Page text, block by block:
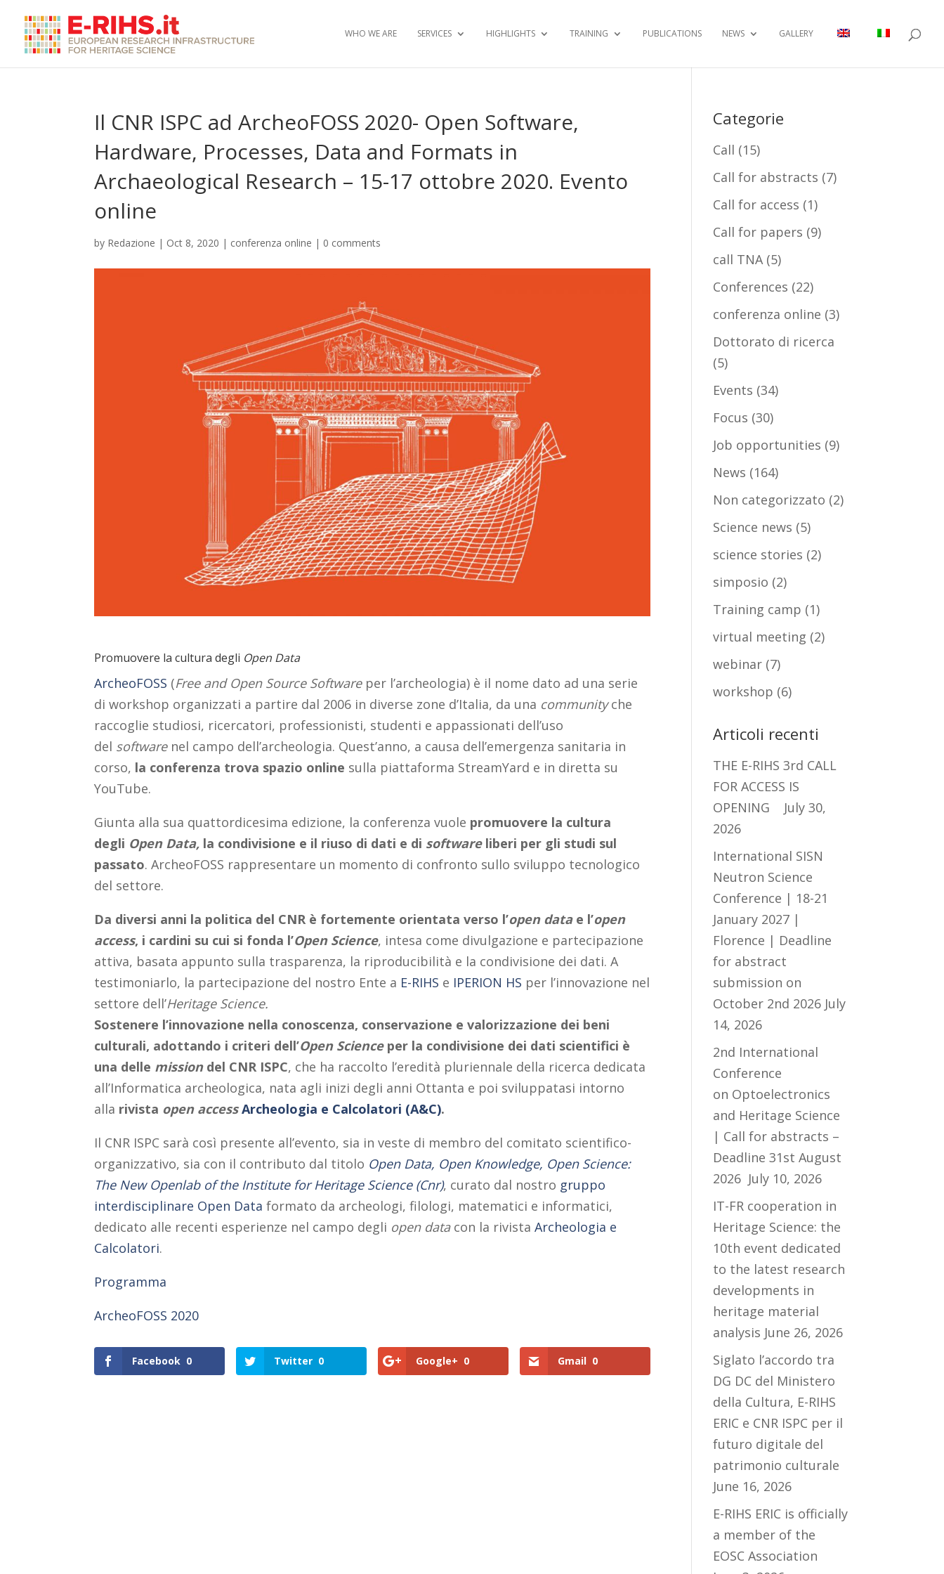
WHO WE ARE SERVICES HIGHLIGHTS TRAINING PUBLICATIONS NEWS GALLERY
Il CNR ISPC ad ArcheoFOSS 2020- Open Software,
Hardware, Processes, Data and Formats in
Archaeological Research – 15-17 ottobre 2020. Evento
online
by Redazione | Oct 8, 2020 | conferenza online | 0 comments
Promuovere la cultura degli Open Data
ArcheoFOSS (Free and Open Source Softwareper l’archeologia) è il nome dato ad una serie
di workshop organizzati a partire dal 2006 in diverse zone d’Italia, da una communityche
raccoglie studiosi, ricercatori, professionisti, studenti e appassionati dell’uso
del softwarenel campo dell’archeologia. Quest’anno, a causa dell’emergenza sanitaria in
corso, la conferenza trova spazio online sulla piattaforma StreamYard e in diretta su
YouTube.
Giunta alla sua quattordicesima edizione, la conferenza vuole promuovere la cultura
degli Open Data, la condivisione e il riuso di dati e di softwareliberi per gli studi sul
passato. ArcheoFOSS rappresentare un momento di confronto sullo sviluppo tecnologico
del settore.
Da diversi anni la politica del CNR è fortemente orientata verso l’open datae l’open
access, i cardini su cui si fonda l’Open Science, intesa come divulgazione e partecipazione
attiva, basata appunto sulla trasparenza, la riproducibilità e la condivisione dei dati. A
testimoniarlo, la partecipazione del nostro Ente a E-RIHS e IPERION HS per l’innovazione nel
settore dell’Heritage Science.
Sostenere l’innovazione nella conoscenza, conservazione e valorizzazione dei beni
culturali, adottando i criteri dell’Open Scienceper la condivisione dei dati scientifici è
una delle missiondel CNR ISPC, che ha raccolto l’eredità pluriennale della ricerca dedicata
all’Informatica archeologica, nata agli inizi degli anni Ottanta e poi sviluppatasi intorno
alla rivista open accessArcheologia e Calcolatori (A&C).
Il CNR ISPC sarà così presente all’evento, sia in veste di membro del comitato scientifico-
organizzativo, sia con il contributo dal titolo Open Data, Open Knowledge, Open Science:
The New Openlab of the Institute for Heritage Science (Cnr), curato dal nostro gruppo
interdisciplinare Open Data formato da archeologi, filologi, matematici e informatici,
dedicato alle recenti esperienze nel campo degli open datacon la rivistaArcheologia e
Calcolatori.
Programma
ArcheoFOSS 2020
Facebook 0 Twitter 0 Google+ 0 Gmail 0
Categorie
Call (15)
Call for abstracts (7)
Call for access (1)
Call for papers (9)
call TNA(5)
Conferences (22)
conferenza online (3)
Dottorato di ricerca
(5)
Events (34)
Focus (30)
Job opportunities (9)
News (164)
Non categorizzato (2)
Science news (5)
science stories (2)
simposio (2)
Training camp (1)
virtual meeting (2)
webinar (7)
workshop (6)
Articoli recenti
THE E-RIHS 3rd CALL
FOR ACCESS IS
OPENING
July 30,
2026
International SISN
Neutron Science
Conference | 18-21
January 2027 |
Florence | Deadline
for abstract
submission on
October 2nd 2026 July
14, 2026
2nd International
Conference
on Optoelectronics
and Heritage Science
| Call for abstracts –
Deadline 31st August
2026 July 10, 2026
IT-FR cooperation in
Heritage Science: the
10th event dedicated
to the latest research
developments in
heritage material
analysis June 26, 2026
Siglato l’accordo tra
DG DC del Ministero
della Cultura, E-RIHS
ERIC e CNR ISPC per il
futuro digitale del
patrimonio culturale
June 16, 2026
E-RIHS ERIC is officially
a member of the
EOSC Association